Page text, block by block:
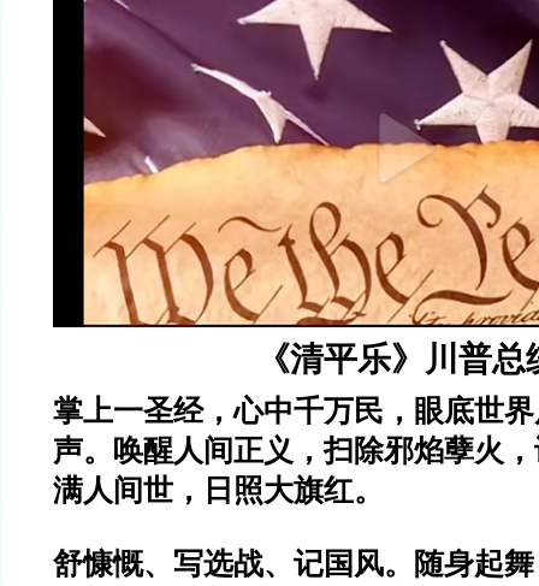
《清平乐》川普总
掌上一圣经，心中千万民，眼底世
声。唤醒人间正义，扫除邪焰孽火
满人间世，日照大旗红。
舒慷慨、写选战、记国风。随身起